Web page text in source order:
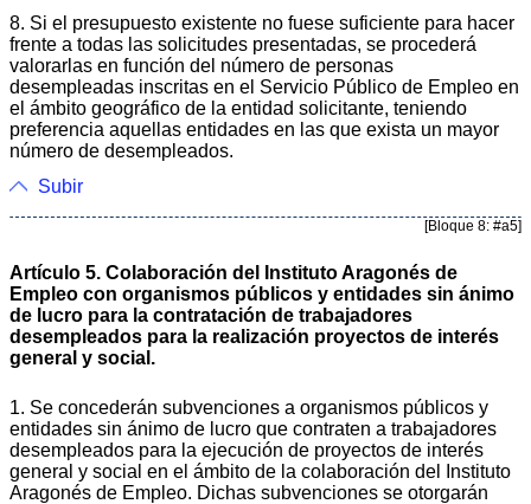
8. Si el presupuesto existente no fuese suficiente para hacer
frente a todas las solicitudes presentadas, se procederá
valorarlas en función del número de personas
desempleadas inscritas en el Servicio Público de Empleo en
el ámbito geográfico de la entidad solicitante, teniendo
preferencia aquellas entidades en las que exista un mayor
número de desempleados.
Subir
[Bloque 8: #a5]
Artículo 5. Colaboración del Instituto Aragonés de
Empleo con organismos públicos y entidades sin ánimo
de lucro para la contratación de trabajadores
desempleados para la realización proyectos de interés
general y social.
1. Se concederán subvenciones a organismos públicos y
entidades sin ánimo de lucro que contraten a trabajadores
desempleados para la ejecución de proyectos de interés
general y social en el ámbito de la colaboración del Instituto
Aragonés de Empleo. Dichas subvenciones se otorgarán